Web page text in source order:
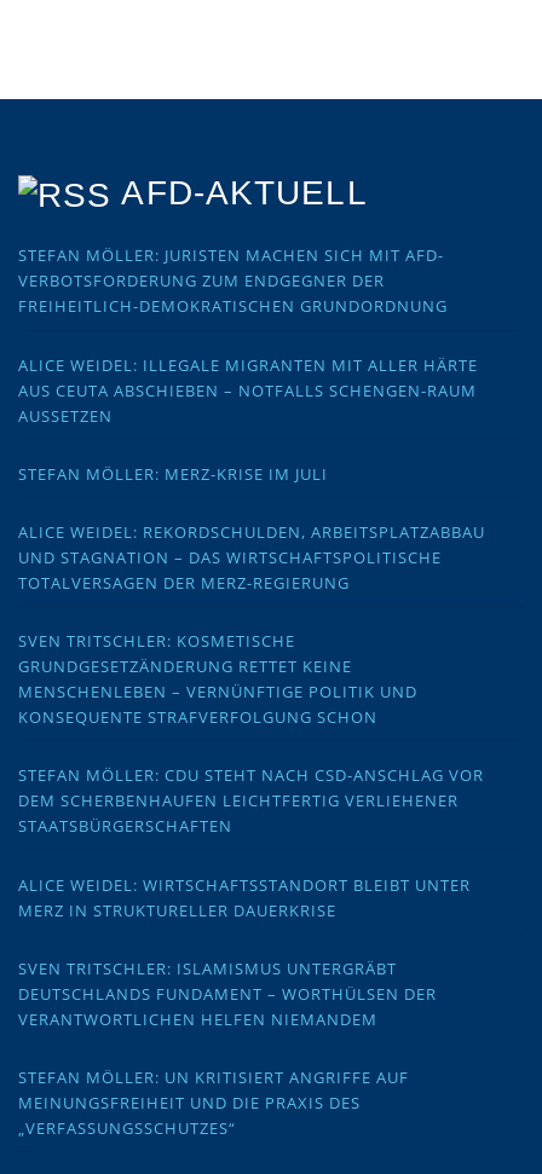
AFD-AKTUELL
STEFAN MÖLLER: JURISTEN MACHEN SICH MIT AFD-
VERBOTSFORDERUNG ZUM ENDGEGNER DER
FREIHEITLICH-DEMOKRATISCHEN GRUNDORDNUNG
ALICE WEIDEL: ILLEGALE MIGRANTEN MIT ALLER HÄRTE
AUS CEUTA ABSCHIEBEN – NOTFALLS SCHENGEN-RAUM
AUSSETZEN
STEFAN MÖLLER: MERZ-KRISE IM JULI
ALICE WEIDEL: REKORDSCHULDEN, ARBEITSPLATZABBAU
UND STAGNATION – DAS WIRTSCHAFTSPOLITISCHE
TOTALVERSAGEN DER MERZ-REGIERUNG
SVEN TRITSCHLER: KOSMETISCHE
GRUNDGESETZÄNDERUNG RETTET KEINE
MENSCHENLEBEN – VERNÜNFTIGE POLITIK UND
KONSEQUENTE STRAFVERFOLGUNG SCHON
STEFAN MÖLLER: CDU STEHT NACH CSD-ANSCHLAG VOR
DEM SCHERBENHAUFEN LEICHTFERTIG VERLIEHENER
STAATSBÜRGERSCHAFTEN
ALICE WEIDEL: WIRTSCHAFTSSTANDORT BLEIBT UNTER
MERZ IN STRUKTURELLER DAUERKRISE
SVEN TRITSCHLER: ISLAMISMUS UNTERGRÄBT
DEUTSCHLANDS FUNDAMENT – WORTHÜLSEN DER
VERANTWORTLICHEN HELFEN NIEMANDEM
STEFAN MÖLLER: UN KRITISIERT ANGRIFFE AUF
MEINUNGSFREIHEIT UND DIE PRAXIS DES
„VERFASSUNGSSCHUTZES“